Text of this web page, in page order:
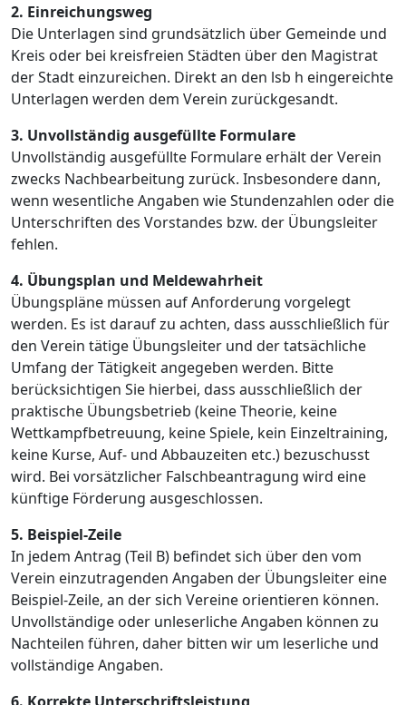
2. Einreichungsweg
Die Unterlagen sind grundsätzlich über Gemeinde und
Kreis oder bei kreisfreien Städten über den Magistrat
der Stadt einzureichen. Direkt an den lsb h eingereichte
Unterlagen werden dem Verein zurückgesandt.
3. Unvollständig ausgefüllte Formulare
Unvollständig ausgefüllte Formulare erhält der Verein
zwecks Nachbearbeitung zurück. Insbesondere dann,
wenn wesentliche Angaben wie Stundenzahlen oder die
Unterschriften des Vorstandes bzw. der Übungsleiter
fehlen.
4. Übungsplan und Meldewahrheit
Übungspläne müssen auf Anforderung vorgelegt
werden. Es ist darauf zu achten, dass ausschließlich für
den Verein tätige Übungsleiter und der tatsächliche
Umfang der Tätigkeit angegeben werden. Bitte
berücksichtigen Sie hierbei, dass ausschließlich der
praktische Übungsbetrieb (keine Theorie, keine
Wettkampfbetreuung, keine Spiele, kein Einzeltraining,
keine Kurse, Auf- und Abbauzeiten etc.) bezuschusst
wird. Bei vorsätzlicher Falschbeantragung wird eine
künftige Förderung ausgeschlossen.
5. Beispiel-Zeile
In jedem Antrag (Teil B) befindet sich über den vom
Verein einzutragenden Angaben der Übungsleiter eine
Beispiel-Zeile, an der sich Vereine orientieren können.
Unvollständige oder unleserliche Angaben können zu
Nachteilen führen, daher bitten wir um leserliche und
vollständige Angaben.
6. Korrekte Unterschriftsleistung